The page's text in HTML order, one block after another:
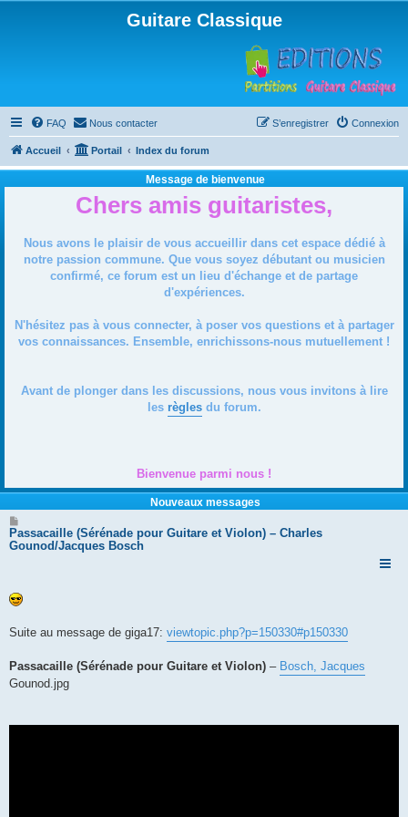
Guitare Classique
FAQ Nous contacter Connexion
S’enregistrer
Accueil Portail Index du forum
Message de bienvenue
Chers amis guitaristes,
Nous avons le plaisir de vous accueillir dans cet espace dédié à
notre passion commune. Que vous soyez débutant ou musicien
confirmé, ce forum est un lieu d'échange et de partage
d'expériences.
N'hésitez pas à vous connecter, à poser vos questions et à partager
vos connaissances. Ensemble, enrichissons-nous mutuellement !
Avant de plonger dans les discussions, nous vous invitons à lire
les règlesdu forum.
Bienvenue parmi nous !
Nouveaux messages
e
s
e
Passacaille (Sérénade pour Guitare et Violon) – Charles
Gounod/Jacques Bosch
Suite au message de giga17: viewtopic.php?p=150330#p150330
Passacaille (Sérénade pour Guitare et Violon) – Bosch, Jacques
Gounod.jpg